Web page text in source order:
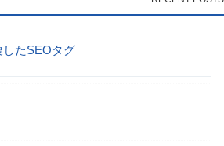
したSEOタグ